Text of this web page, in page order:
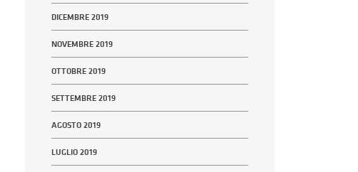
DICEMBRE 2019
NOVEMBRE 2019
OTTOBRE 2019
SETTEMBRE 2019
AGOSTO 2019
LUGLIO 2019